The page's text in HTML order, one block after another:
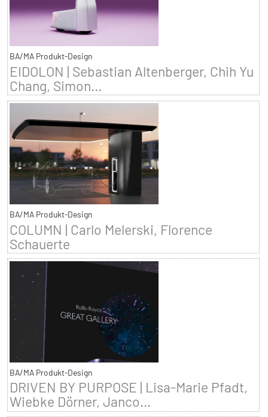
BA/MA Produkt-Design
EIDOLON | Sebastian Altenberger, Chih Yu
Chang, Simon...
BA/MA Produkt-Design
COLUMN | Carlo Melerski, Florence
Schauerte
BA/MA Produkt-Design
DRIVEN BY PURPOSE | Lisa-Marie Pfadt,
Wiebke Dörner, Janco...